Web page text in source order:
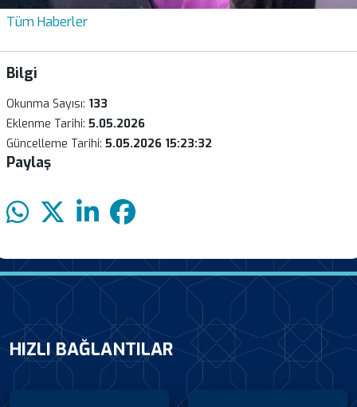
Tüm Haberler
Bilgi
Okunma Sayısı: 133
Eklenme Tarihi: 5.05.2026
Güncelleme Tarihi: 5.05.2026 15:23:32
Paylaş
HIZLI BAĞLANTILAR